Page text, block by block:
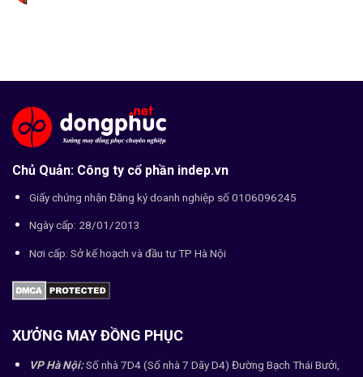
Chủ Quản: Công ty cổ phần indep.vn
Giấy chứng nhận Đăng ký doanh nghiệp số 0106096245
Ngày cấp: 28/01/2013
Nơi cấp: Sở kế hoạch và đầu tư TP Hà Nội
XƯỞNG MAY ĐỒNG PHỤC
VP Hà Nội:Số nhà 7D4 (Số nhà 7 Dãy D4) Đường Bạch Thái Bưởi,